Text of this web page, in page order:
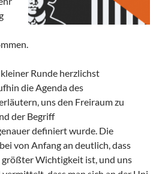
Runde herzlichst
die Agenda des
uns den Freiraum zu
der Begriff
definiert wurde. Die
von Anfang an deutlich, dass
größter Wichtigkeit ist, und uns